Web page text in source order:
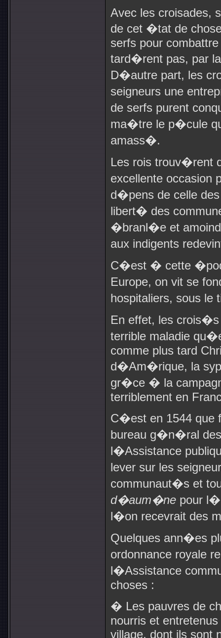
Avec les croisades,
de cet �tat de
serfs pour
tard�rent pas, par
D�autre part, les
seigneurs une
de serfs purent
ma�tre le p�cule
amass�.
Les rois trouv�rent
excellente occasion
d�pens de celle
libert� des
�branl�e et
aux indigents
C�est � cette
Europe, on vit se
hospitaliers, sous le
En effet, les
terrible maladie
comme plus tard
d�Am�rique, la
gr�ce � la
terriblement en
C�est en 1544
bureau g�n�ral
l�Assistance
lever sur les
communaut�s et
d�aum�ne pour
l�on recevrait des
Quelques ann�es
ordonnance royale
l�Assistance
choses :
� Les pauvres de
nourris et
village, dont ils sont